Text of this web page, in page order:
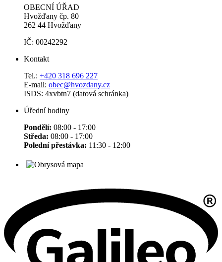
OBECNÍ ÚŘAD
Hvožďany čp. 80
262 44 Hvožďany
IČ: 00242292
Kontakt
Tel.: +420 318 696 227
E-mail: obec@hvozdany.cz
ISDS: 4xvbtn7 (datová schránka)
Úřední hodiny
Pondělí: 08:00 - 17:00
Středa: 08:00 - 17:00
Polední přestávka: 11:30 - 12:00